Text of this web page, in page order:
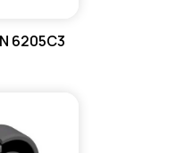
6205C3